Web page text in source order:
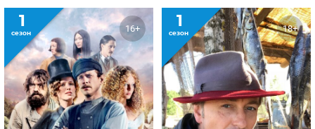
1
сезон 16+ 1
сезон 18+